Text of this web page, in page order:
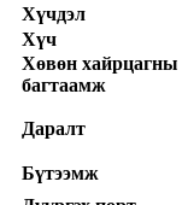
Хүчдэл
Хүч
Хөвөн хайрцагны
багтаамж
Даралт
Бүтээмж